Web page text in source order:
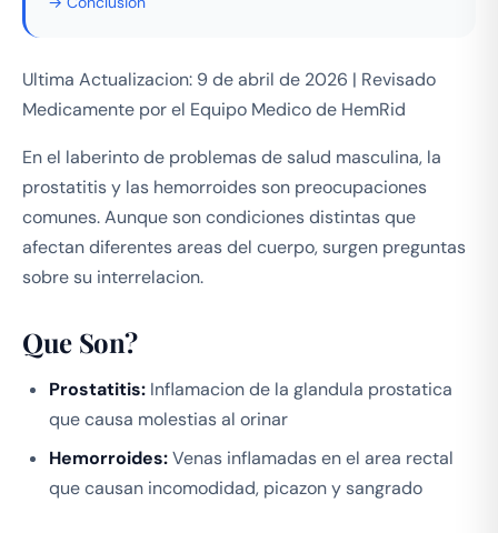
Ultima Actualizacion: 9 de abril de 2026 | Revisado
Medicamente por el Equipo Medico de HemRid
En el laberinto de problemas de salud masculina, la
prostatitis y las hemorroides son preocupaciones
comunes. Aunque son condiciones distintas que
afectan diferentes areas del cuerpo, surgen preguntas
sobre su interrelacion.
Que Son?
Prostatitis: Inflamacion de la glandula prostatica
que causa molestias al orinar
Hemorroides:Venas inflamadas en el area rectal
que causan incomodidad, picazon y sangrado